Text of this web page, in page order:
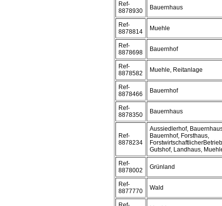
Ref-
8878930
Bauernhaus
Ref-
8878814
Muehle
Ref-
8878698
Bauernhof
Ref-
8878582
Muehle, Reitanlage
Ref-
8878466
Bauernhof
Ref-
8878350
Bauernhaus
Ref-
8878234
Aussiedlerhof,
Bauernhof, Forsthaus,
Gutshof, Landhaus,
Ref-
8878002
Grünland
Ref-
8877770
Wald